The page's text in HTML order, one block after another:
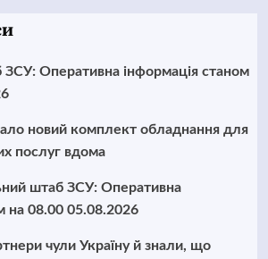
ЗСУ: Оперативна інформація станом
новий комплект обладнання для
послуг вдома
штаб ЗСУ: Оперативна
на 08.00 05.08.2026
чули Україну й знали, що